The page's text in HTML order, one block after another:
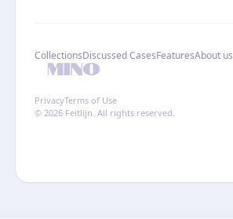
CollectionsDiscussed CasesFeaturesAbout us
PrivacyTerms of Use
© 2026 Feitlijn. All rights reserved.